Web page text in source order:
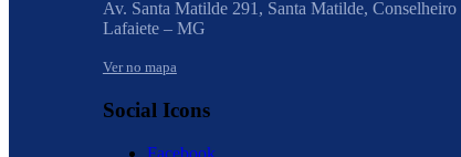
Av. Santa Matilde 291, Santa Matilde, Conselheiro
Lafaiete – MG
Ver no mapa
Social Icons
Facebook